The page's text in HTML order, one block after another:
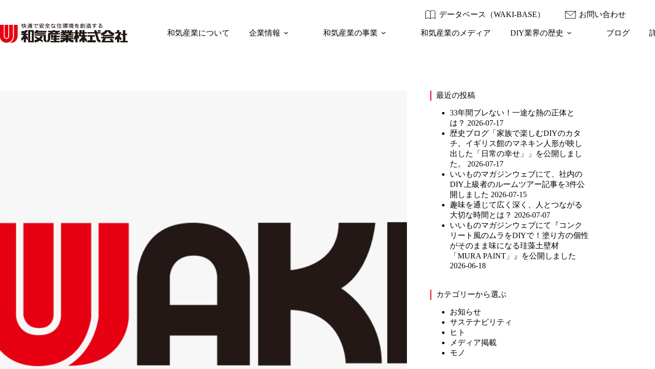
テ
ン
ツ
データベース（WAKI-BASE） お問い合わせ
和気産業について 企業情報 和気産業の事業 和気産業のメディア DIY業界の歴史 ブログ
最近の投稿
33年間ブレない！一途な熱の正体と
は？ 2026-07-17
歴史ブログ「家族で楽しむDIYのカタ
チ。イギリス館のマネキン人形が映し
出した「日常の幸せ」」を公開しまし
た。
2026-07-17
いいものマガジンウェブにて、社内の
DIY上級者のルームツアー記事を3件公
開しました 2026-07-15
趣味を通じて広く深く、人とつながる
大切な時間とは？ 2026-07-07
いいものマガジンウェブにて『コンク
リート風のムラをDIYで！塗り方の個性
がそのまま味になる珪藻土壁材
「MURA PAINT」』を公開しました
2026-06-18
カテゴリーから選ぶ
お知らせ
サステナビリティ
ヒト
メディア掲載
モノ